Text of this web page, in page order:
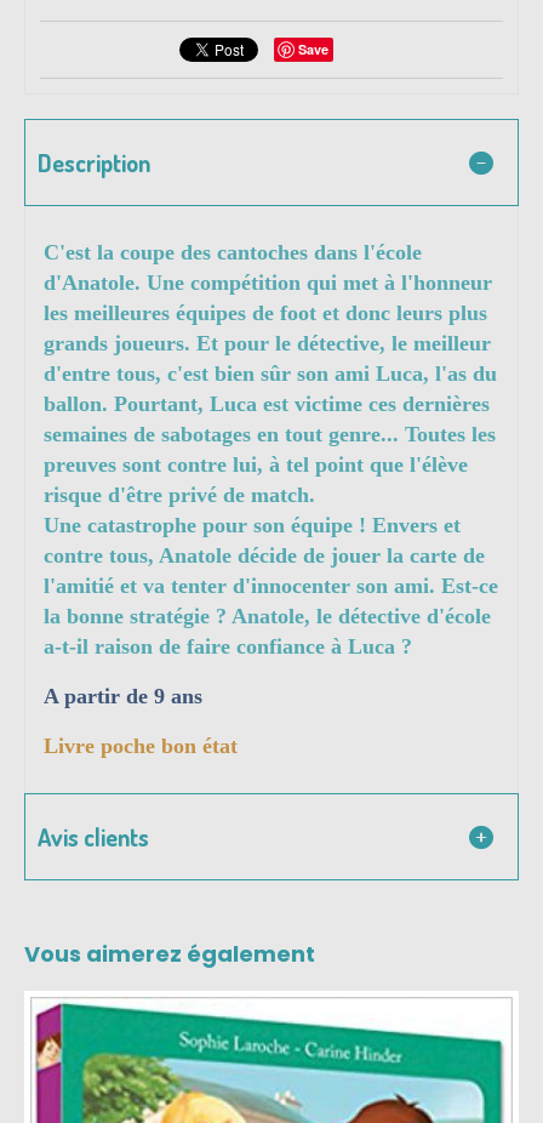
Save
Description
C'est la coupe des cantoches dans l'école
d'Anatole. Une compétition qui met à l'honneur
les meilleures équipes de foot et donc leurs plus
grands joueurs. Et pour le détective, le meilleur
d'entre tous, c'est bien sûr son ami Luca, l'as du
ballon. Pourtant, Luca est victime ces dernières
semaines de sabotages en tout genre... Toutes les
preuves sont contre lui, à tel point que l'élève
risque d'être privé de match.
Une catastrophe pour son équipe ! Envers et
contre tous, Anatole décide de jouer la carte de
l'amitié et va tenter d'innocenter son ami. Est-ce
la bonne stratégie ? Anatole, le détective d'école
a-t-il raison de faire confiance à Luca ?
A partir de 9 ans
Livre poche bon état
Avis clients
Vous aimerez également